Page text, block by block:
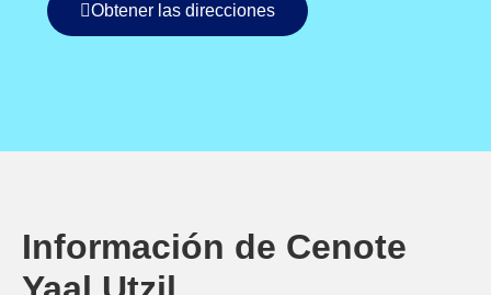
Obtener las direcciones
Información de Cenote